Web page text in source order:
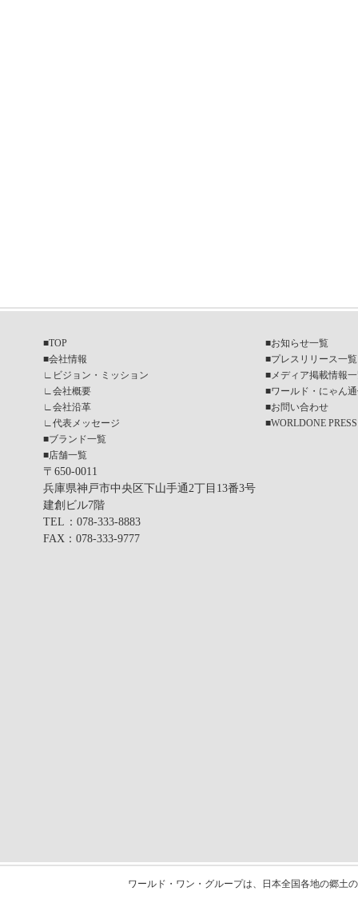
■TOP
■会社情報
∟
ビジョン・ミッション
∟ 会社概要
∟ 会社沿革
∟ 代表メッセージ
■ブランド一覧
■店舗一覧
■お知らせ一覧
■プレスリリース一覧
■ メディア掲載情報
■ワールド・にゃん
■お問い合わせ
■WORLDONE PRESS
〒650-0011
兵庫県神戸市中央区下山手通2丁目13番3号
建創ビル7階
TEL ：078-333-8883
FAX ：078-333-9777
ワールド・ワン・グループは、日本全国各地の郷土